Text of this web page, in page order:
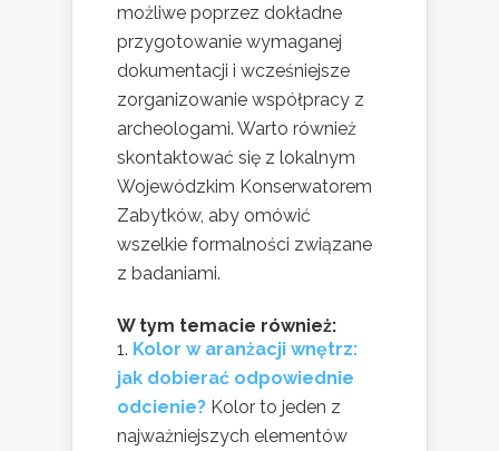
możliwe poprzez dokładne
przygotowanie wymaganej
dokumentacji i wcześniejsze
zorganizowanie współpracy z
archeologami. Warto również
skontaktować się z lokalnym
Wojewódzkim Konserwatorem
Zabytków, aby omówić
wszelkie formalności związane
z badaniami.
W tym temacie również:
Kolor w aranżacji wnętrz:
jak dobierać odpowiednie
odcienie? Kolor to jeden z
najważniejszych elementów